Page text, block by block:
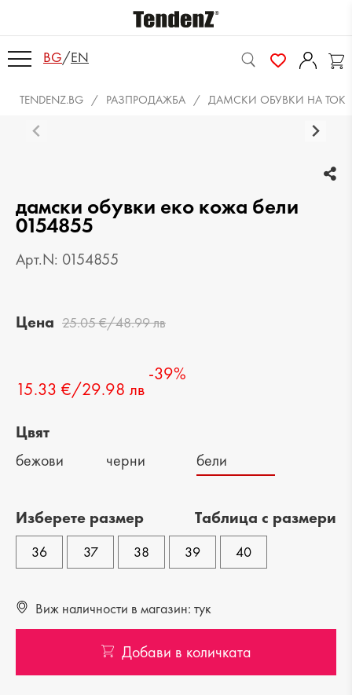
BG/EN
TENDENZ.BG РАЗПРОДАЖБА ДАМСКИ ОБУВКИ НА ТОК
дамски обувки еко кожа бели
0154855
Арт.N: 0154855
Цена 25.05 €/48.99 лв
15.33 €/29.98 лв
-39%
Цвят
бежови
черни бели
Изберете размер Tаблица с размери
36 37 38 39 40
Виж наличности в магазин: тук
Добави в количката